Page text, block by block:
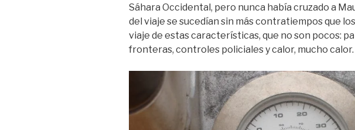
Sáhara Occidental, pero nunca había cruzado a
del viaje se sucedían sin más contratiempos que
viaje de estas características, que no son pocos:
fronteras, controles policiales y calor, mucho calor.